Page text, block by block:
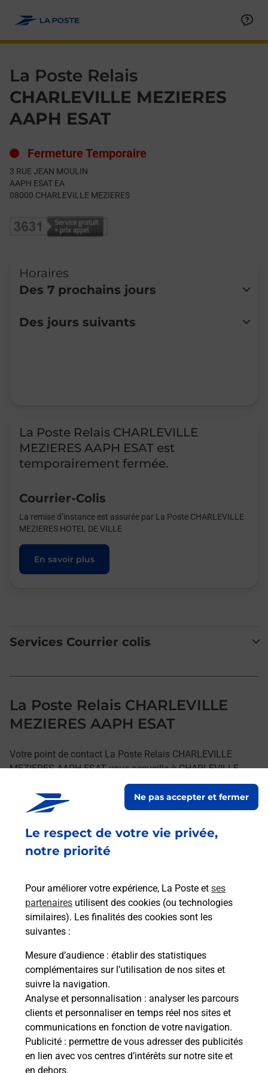
Le respect de votre vie privée,
notre priorité
Pour améliorer votre expérience, La Poste et ses
partenaires utilisent des cookies (ou technologies
similaires). Les finalités des cookies sont les
suivantes :
Mesure d’audience : établir des statistiques
complémentaires sur l’utilisation de nos sites et
suivre la navigation.
Analyse et personnalisation : analyser les parcours
clients et personnaliser en temps réel nos sites et
communications en fonction de votre navigation.
Publicité : permettre de vous adresser des publicités
en lien avec vos centres d’intérêts sur notre site et
en dehors.
Ne pas accepter et fermer
La Poste Relais
CHARLEVILLE MEZIERES
AAPH ESAT
Fermeture Temporaire
3 RUE JEAN MOULIN
AAPH ESAT EA
08000 CHARLEVILLE MEZIERES
Horaires
Des 7 prochains jours
Lundi
Fermé
Des jours suivants
La Poste Relais CHARLEVILLE
MEZIERES AAPH ESAT est
temporairement fermée.
Courrier-Colis
La remise d’instance est assurée par La Poste CHARLEVILLE
MEZIERES HOTEL DE VILLE
En savoir plus
Services Courrier colis
La Poste Relais CHARLEVILLE
MEZIERES AAPH ESAT
Votre point de contact La Poste Relais CHARLEVILLE
MEZIERES AAPH ESAT vous accueille à CHARLEVILLE
MEZIERES pour répondre à vos besoins
d'affranchissement Courrier-Colis.
Retrouvez toutes nos offres en ligne sur notre site